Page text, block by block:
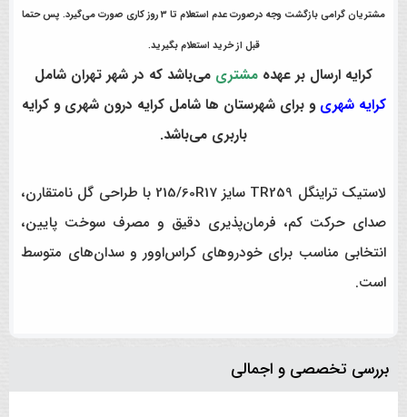
مشتریان گرامی بازگشت وجه درصورت عدم استعلام تا 3 روز کاری صورت می‌گیرد. پس حتما
قبل از خرید استعلام بگیرید.
کرایه ارسال بر عهده مشتری می‌باشد که در شهر تهران شامل
کرایه شهری و برای شهرستان ها شامل کرایه درون شهری و کرایه
باربری می‌باشد.
لاستیک تراینگل TR259 سایز 215/60R17 با طراحی گل نامتقارن،
صدای حرکت کم، فرمان‌پذیری دقیق و مصرف سوخت پایین،
انتخابی مناسب برای خودروهای کراس‌اوور و سدان‌های متوسط
است.
بررسی تخصصی و اجمالی